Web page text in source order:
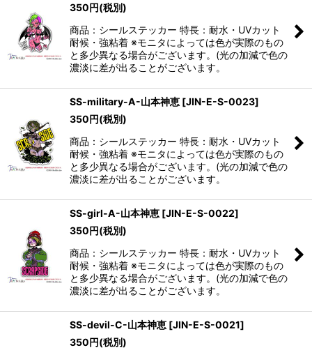
350円(税別)
商品：シールステッカー 特長：耐水・UVカット
耐候・強粘着 ※モニタによっては色が実際のもの
と多少異なる場合がございます。(光の加減で色の
濃淡に差が出ることがございます。
SS-military-A-山本神恵 [JIN-E-S-0023]
350円(税別)
商品：シールステッカー 特長：耐水・UVカット
耐候・強粘着 ※モニタによっては色が実際のもの
と多少異なる場合がございます。(光の加減で色の
濃淡に差が出ることがございます。
SS-girl-A-山本神恵 [JIN-E-S-0022]
350円(税別)
商品：シールステッカー 特長：耐水・UVカット
耐候・強粘着 ※モニタによっては色が実際のもの
と多少異なる場合がございます。(光の加減で色の
濃淡に差が出ることがございます。
SS-devil-C-山本神恵 [JIN-E-S-0021]
350円(税別)